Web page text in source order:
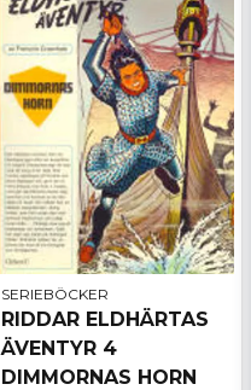
SERIEBÖCKER
RIDDAR ELDHÄRTAS
ÄVENTYR 4
DIMMORNAS HORN